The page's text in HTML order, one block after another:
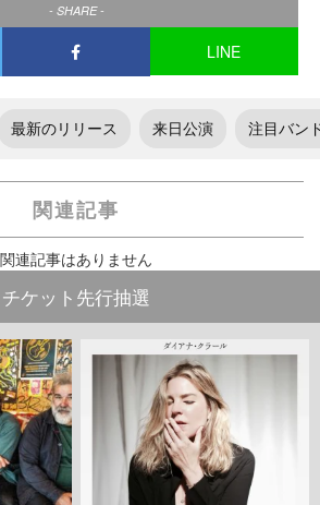
- SHARE -
LINE
最新のリリース 来日公演 注目バン
関連記事
関連記事はありません
チケット先行抽選